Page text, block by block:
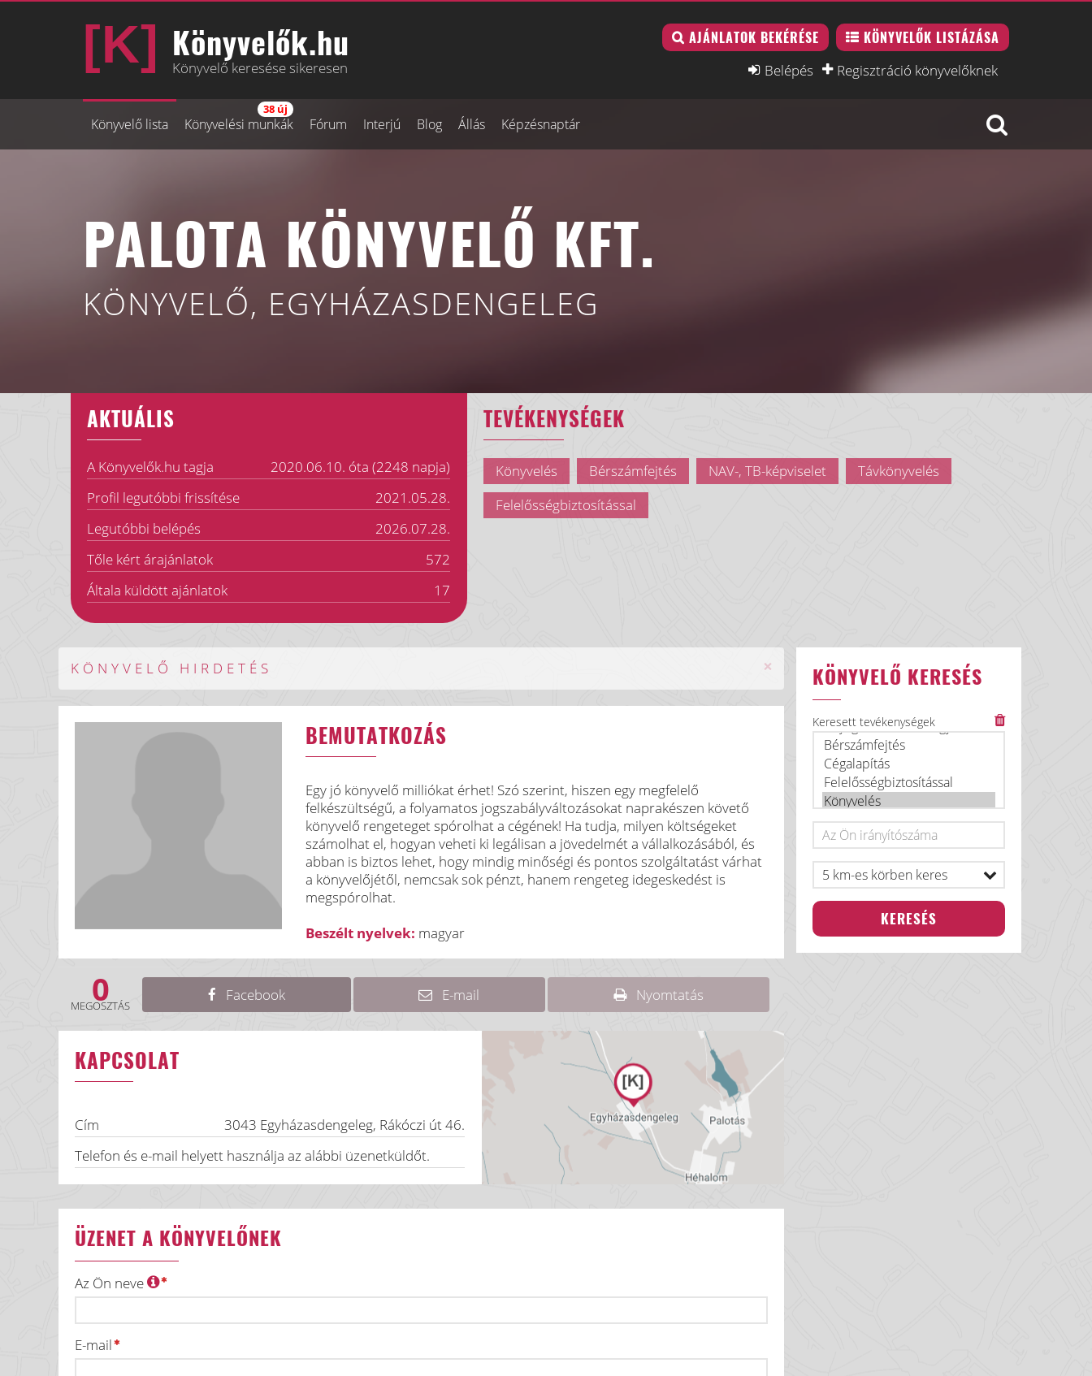
Könyvelők.hu
Könyvelő keresése sikeresen
AJÁNLATOK BEKÉRÉSE KÖNYVELŐK LISTÁZÁSA
Belépés Regisztráció könyvelőknek
Könyvelő lista Könyvelési munkák
38 új
Fórum Interjú Blog Állás Képzésnaptár
PALOTA KÖNYVELŐ KFT.
KÖNYVELŐ, EGYHÁZASDENGELEG
AKTUÁLIS
A Könyvelők.hu tagja
2020.06.10. óta (2248 napja)
Profil legutóbbi frissítése
2021.05.28.
Legutóbbi belépés
2026.07.28.
Tőle kért árajánlatok
572
Általa küldött ajánlatok
17
TEVÉKENYSÉGEK
Könyvelés Bérszámfejtés NAV-, TB-képviselet
Távkönyvelés
Felelősségbiztosítással
×
KÖNYVELŐ HIRDETÉS
BEMUTATKOZÁS
Egy jó könyvelő milliókat érhet! Szó szerint, hiszen egy megfelelő
felkészültségű, a folyamatos jogszabályváltozásokat naprakészen követő
könyvelő rengeteget spórolhat a cégének! Ha tudja, milyen költségeket
számolhat el, hogyan veheti ki legálisan a jövedelmét a vállalkozásából, és
abban is biztos lehet, hogy mindig minőségi és pontos szolgáltatást várhat
a könyvelőjétől, nemcsak sok pénzt, hanem rengeteg idegeskedést is
megspórolhat.
Beszélt nyelvek: magyar
0
MEGOSZTÁS
Facebook E-mail Nyomtatás
KAPCSOLAT
Cím 3043 Egyházasdengeleg, Rákóczi út 46.
Telefon és e-mail helyett használja az alábbi üzenetküldőt.
ÜZENET A KÖNYVELŐNEK
Az Ön neve
E-mail
KÖNYVELŐ KERESÉS
Keresett tevékenységek